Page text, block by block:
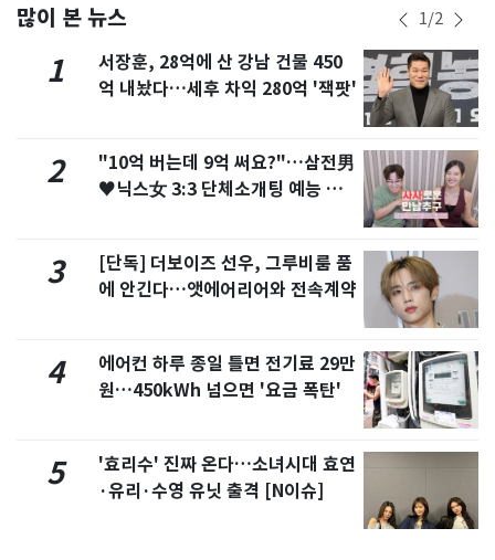
많이 본 뉴스 1/2
1
서장훈, 28억에 산 강남 건물 450
억 내놨다…세후 차익 280억 '잭팟'
2
"10억 버는데 9억 써요?"…삼전男
♥닉스女 3:3 단체소개팅 예능 화
3
[단독] 더보이즈 선우, 그루비룸 품
에 안긴다…앳에어리어와 전속계약
4
에어컨 하루 종일 틀면 전기료 29만
원…450kWh 넘으면 '요금 폭탄'
5
'효리수' 진짜 온다…소녀시대 효연
·유리·수영 유닛 출격 [N이슈]